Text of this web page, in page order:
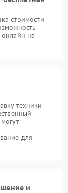
стоимости
онлайн на
техники
для
и